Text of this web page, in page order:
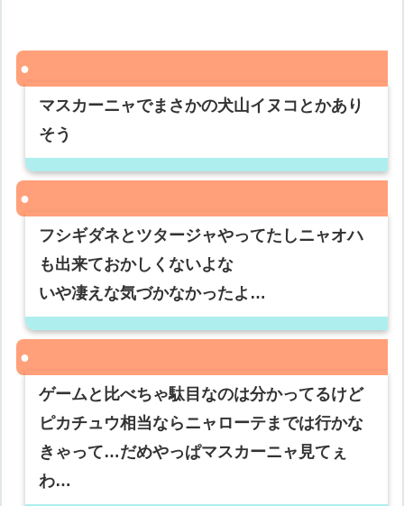
マスカーニャでまさかの犬山イヌコとかあり
そう
フシギダネとツタージャやってたしニャオハ
も出来ておかしくないよな
いや凄えな気づかなかったよ…
ゲームと比べちゃ駄目なのは分かってるけど
ピカチュウ相当ならニャローテまでは行かな
きゃって…だめやっぱマスカーニャ見てぇ
わ…